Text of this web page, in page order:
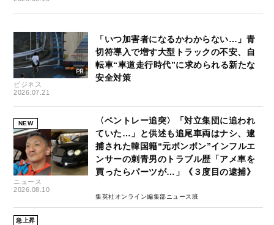
ビジネス
2026.07.21
「いつ加害者になるかわからない…」青
切符導入で増す大型トラックの不安、自
転車“車道走行時代”に求められる新たな
安全対策
NEW
ニュース
2026.08.10
〈ベントレー追突〉「対立集団に追われ
ていた…」と供述も追尾車両はナシ、逮
捕された韓国籍“元ボンボン”インフルエ
ンサーの刺青男のトラブル歴「アメ車を
買ったらパーツが…」《３度目の逮捕》
集英社オンライン編集部ニュース班
急上昇